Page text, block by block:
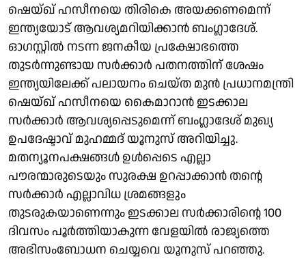
ഷെയ്ഖ് ഹസീനയെ തിരികെ അയക്കണമെന്ന്
ഇന്ത്യയോട് ആവശ്യമറിയിക്കാൻ ബം​ഗ്ലാദേശ്.
ഓഗസ്റ്റിൽ നടന്ന ജനകീയ പ്രക്ഷോഭത്തെ
തുടർന്നുണ്ടായ സർക്കാർ പതനത്തിന് ശേഷം
ഇന്ത്യയിലേക്ക് പലായനം ചെയ്ത മുൻ പ്രധാനമന്ത്രി
ഷെയ്ഖ് ഹസീനയെ കൈമാറാൻ ഇടക്കാല
സർക്കാർ ആവശ്യപ്പെടുമെന്ന് ബംഗ്ലാദേശ് മുഖ്യ
ഉപദേഷ്ടാവ് മുഹമ്മദ് യൂനുസ് അറിയിച്ചു.
മതന്യൂനപക്ഷങ്ങൾ ഉൾപ്പെടെ എല്ലാ
പൗരന്മാരുടെയും സുരക്ഷ ഉറപ്പാക്കാൻ തൻ്റെ
സർക്കാർ എല്ലാവിധ ശ്രമങ്ങളും
തുടരുകയാണെന്നും ഇടക്കാല സർക്കാരിൻ്റെ 100
ദിവസം പൂർത്തിയാകുന്ന വേളയിൽ രാജ്യത്തെ
അഭിസംബോധന ചെയ്യവെ യൂനുസ് പറഞ്ഞു.